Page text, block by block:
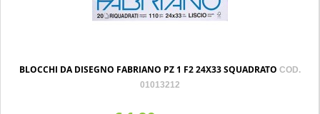
BLOCCHI DA DISEGNO FABRIANO PZ 1 F2 24X33 SQUADRATO COD.
01013212